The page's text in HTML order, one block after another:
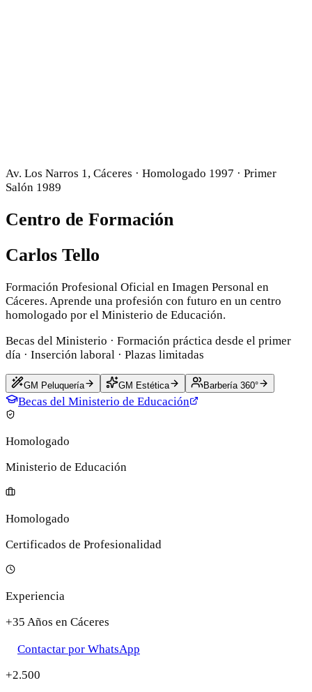
Av. Los Narros 1, Cáceres · Homologado 1997 · Primer
Salón 1989
Centro de Formación
Carlos Tello
Formación Profesional Oficial en Imagen Personal en
Cáceres. Aprende una profesión con futuro en un centro
homologado por el Ministerio de Educación.
Becas del Ministerio · Formación práctica desde el primer
día · Inserción laboral · Plazas limitadas
GM Peluquería GM Estética Barbería 360°
Becas del Ministerio de Educación
Homologado
Ministerio de Educación
Homologado
Certificados de Profesionalidad
Experiencia
+35 Años en Cáceres
Contactar por WhatsApp
+2.500